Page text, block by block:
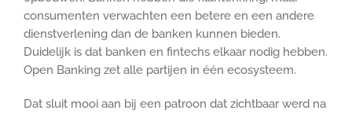
consumenten verwachten een betere en een andere
dienstverlening dan de banken kunnen bieden.
Duidelijk is dat banken en fintechs elkaar nodig hebben.
Open Banking zet alle partijen in één ecosysteem.
Dat sluit mooi aan bij een patroon dat zichtbaar werd na